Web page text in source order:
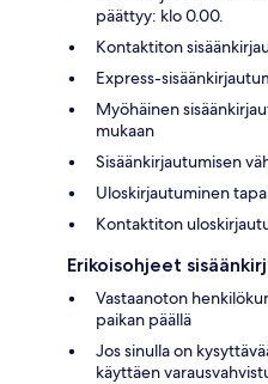
päättyy: klo 0.00.
Kontaktiton
Express-
Myöhäinen
mukaan
Sisäänkirjautumisen
Uloskirjautuminen
Kontaktiton
Erikoisohjeet
Vastaanoton
paikan päällä
Jos sinulla on
käyttäen